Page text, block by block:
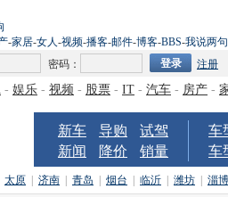
-家居-女人-视频-播客-邮件-博客-BBS-我说两句
密码： 注册
- 娱乐 - 视频 - 股票 - IT - 汽车 - 房产 -
新车 导购
试驾
新闻
降价 销量
车
车
太原 济南 青岛 烟台 临沂 潍坊 淄博